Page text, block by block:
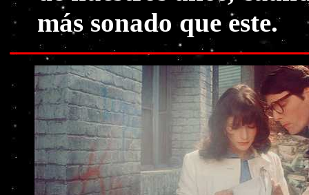
más sonado que este.